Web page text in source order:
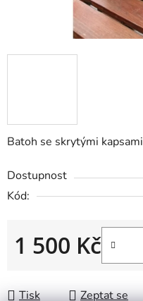
Batoh se skrytými kapsami
Dostupnost
Kód:
1 500 Kč
Tisk Zeptat se